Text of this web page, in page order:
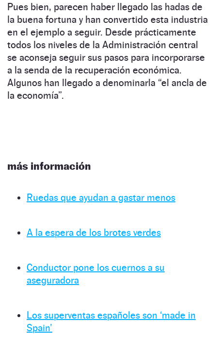
Pues bien, parecen haber llegado las hadas de
la buena fortuna y han convertido esta industria
en el ejemplo a seguir. Desde prácticamente
todos los niveles de la Administración central
se aconseja seguir sus pasos para incorporarse
a la senda de la recuperación económica.
Algunos han llegado a denominarla “el ancla de
la economía”.
más información
Ruedas que ayudan a gastar menos
A la espera de los brotes verdes
Conductor pone los cuernos a su
aseguradora
Los superventas españoles son ‘made in
Spain’